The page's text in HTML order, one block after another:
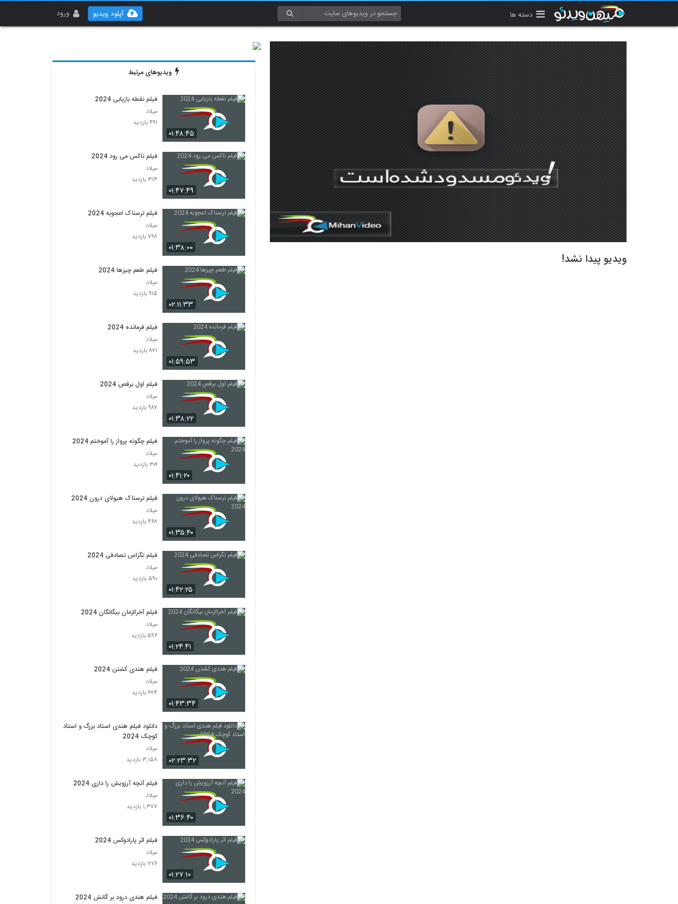
دسته ها ورود آپلود ویدیو
ویدیو پیدا نشد!
ویدیوهای مرتبط
۰۱:۴۸:۴۵
فیلم نقطه بازیابی 2024
میلاد
۴۹۱ بازدید
۰۱:۴۷:۴۹
فیلم ناکس می رود 2024
میلاد
۳۱۴ بازدید
۰۱:۳۸:۰۰
فیلم ترسناک اعجوبه 2024
میلاد
۷۹۸ بازدید
۰۲:۱۱:۳۳
فیلم طعم چیزها 2024
میلاد
۹۱۵ بازدید
۰۱:۵۹:۵۳
فیلم فرمانده 2024
میلاد
۸۷۱ بازدید
۰۱:۳۸:۲۲
فیلم اول برقص 2024
میلاد
۹۸۷ بازدید
۰۱:۴۱:۲۰
فیلم چگونه پرواز را آموختم 2024
میلاد
۳۰۹ بازدید
۰۱:۳۵:۴۰
فیلم ترسناک هیولای درون 2024
میلاد
۴۶۸ بازدید
۰۱:۴۲:۲۵
فیلم تگزاس تصادفی 2024
میلاد
۵۹۰ بازدید
۰۱:۲۴:۴۱
فیلم آخرالزمان بیگانگان 2024
میلاد
۵۹۶ بازدید
۰۱:۴۳:۳۴
فیلم هندی کشتن 2024
میلاد
۶۸۴ بازدید
۰۲:۲۳:۳۲
دانلود فیلم هندی استاد بزرگ و استاد
کوچک 2024
میلاد
۳,۱۵۸ بازدید
۰۱:۳۶:۴۰
فیلم آنچه آرزویش را داری 2024
میلاد
۱,۳۷۷ بازدید
۰۱:۲۷:۱۰
فیلم اثر پارادوکس 2024
میلاد
۷۷۶ بازدید
فیلم هندی درود بر گانش 2024